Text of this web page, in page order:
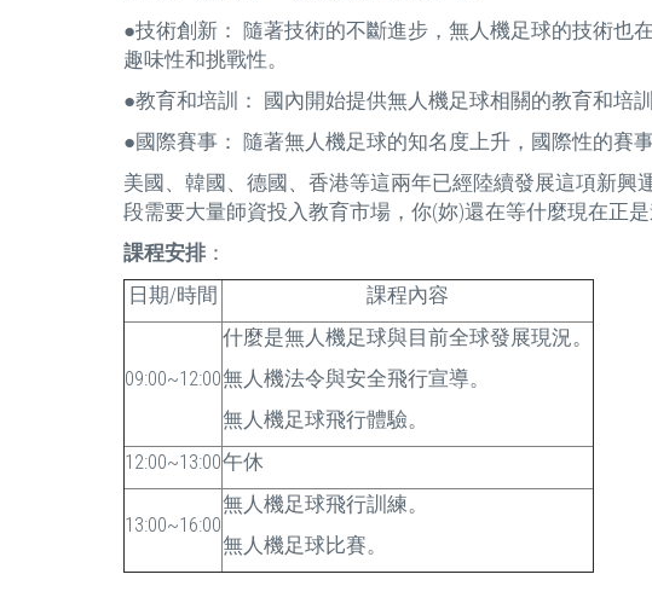
●技術創新： 隨著技術的不斷進步，無人機足球的技術也
趣味性和挑戰性。
●教育和培訓： 國內開始提供無人機足球相關的教育和培
●國際賽事： 隨著無人機足球的知名度上升，國際性的賽
美國、韓國、德國、香港等這兩年已經陸續發展這項新興
段需要大量師資投入教育市場，你(妳)還在等什麼現在正
課程安排 ：
日期/時間
課程內容
09:00~12:00
什麼是無人機足球與目前全球發展現況。
無人機法令與安全飛行宣導。
無人機足球飛行體驗。
12:00~13:00午休
13:00~16:00
無人機足球飛行訓練。
無人機足球比賽。